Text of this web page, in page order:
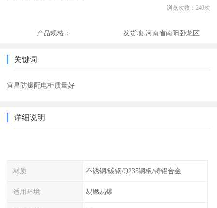
浏览次数： 240次
产品规格： 发货地:河南省南阳卧龙区
关键词
宜昌防爆配电柜质量好
详细说明
材质 不锈钢/碳钢/Q235钢板/铸铝合金
适用环境 易燃易爆